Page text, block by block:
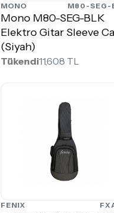
MONO M80-SEG-
Mono M80-SEG-BLK
Elektro Gitar Sleeve
(Siyah)
Tükendi11,608 TL
FENIX